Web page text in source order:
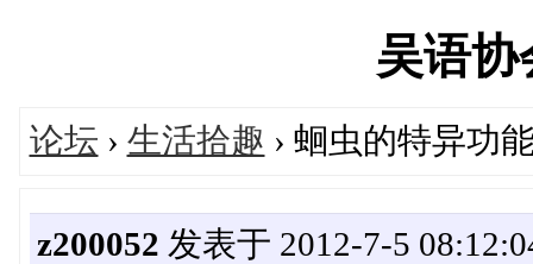
吴语
论坛 › 生活拾趣 › 蛔虫的特异功
z200052 发表于 2012-7-5